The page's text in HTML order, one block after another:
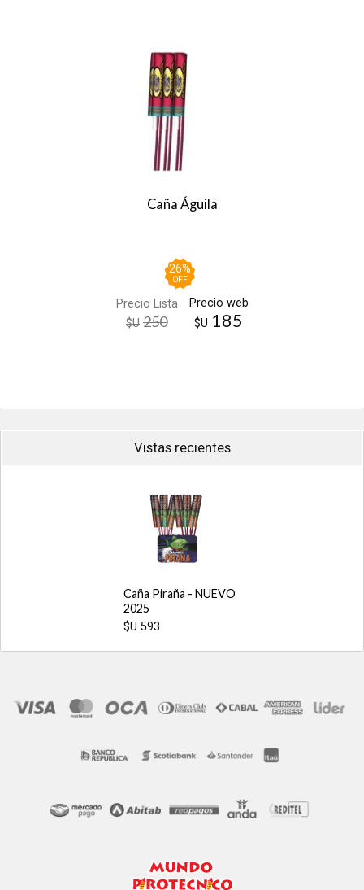
Caña Águila
26%
OFF
Precio Lista
$U 250
Precio web
$U 185
Vistas recientes
Caña Piraña - NUEVO
2025
$U 593